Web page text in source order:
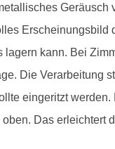
Geräusch
Erscheinungsbild
kann. Bei
Die Verarbeitung
eingeritzt
Das erleichtert